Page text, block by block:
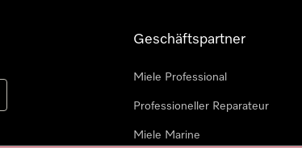
Geschäftspartner
Miele Professional
Professioneller Reparateur
Miele Marine